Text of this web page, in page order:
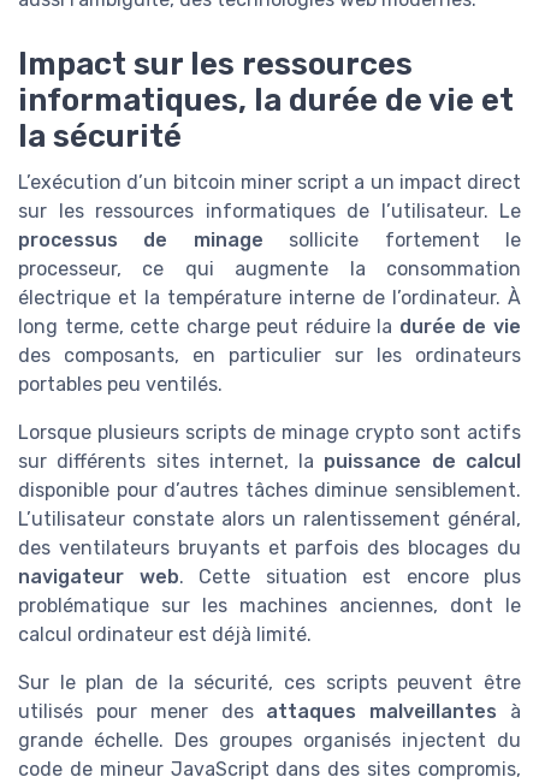
Impact sur les ressources
informatiques, la durée de vie et
la sécurité
L’exécution d’un bitcoin miner script a un impact direct
sur les ressources informatiques de l’utilisateur. Le
processus de minage sollicite fortement le
processeur, ce qui augmente la consommation
électrique et la température interne de l’ordinateur. À
long terme, cette charge peut réduire la durée de vie
des composants, en particulier sur les ordinateurs
portables peu ventilés.
Lorsque plusieurs scripts de minage crypto sont actifs
sur différents sites internet, la puissance de calcul
disponible pour d’autres tâches diminue sensiblement.
L’utilisateur constate alors un ralentissement général,
des ventilateurs bruyants et parfois des blocages du
navigateur web. Cette situation est encore plus
problématique sur les machines anciennes, dont le
calcul ordinateur est déjà limité.
Sur le plan de la sécurité, ces scripts peuvent être
utilisés pour mener des attaques malveillantes à
grande échelle. Des groupes organisés injectent du
code de mineur JavaScript dans des sites compromis,